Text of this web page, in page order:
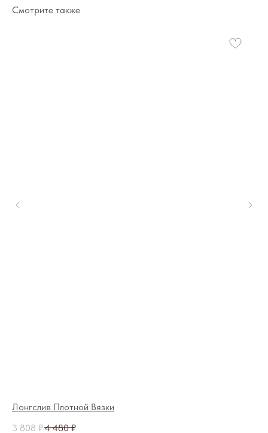
Смотрите также
Лонгслив Плотной Вязки
3 808 ₽4 480 ₽